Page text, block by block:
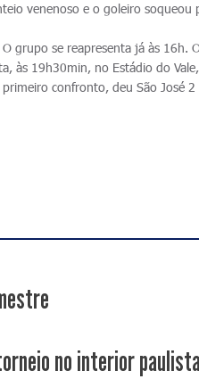
venenoso e o goleiro soqueou
grupo se reapresenta já às 16h.
às 19h30min, no Estádio do
confronto, deu São José 2
no interior